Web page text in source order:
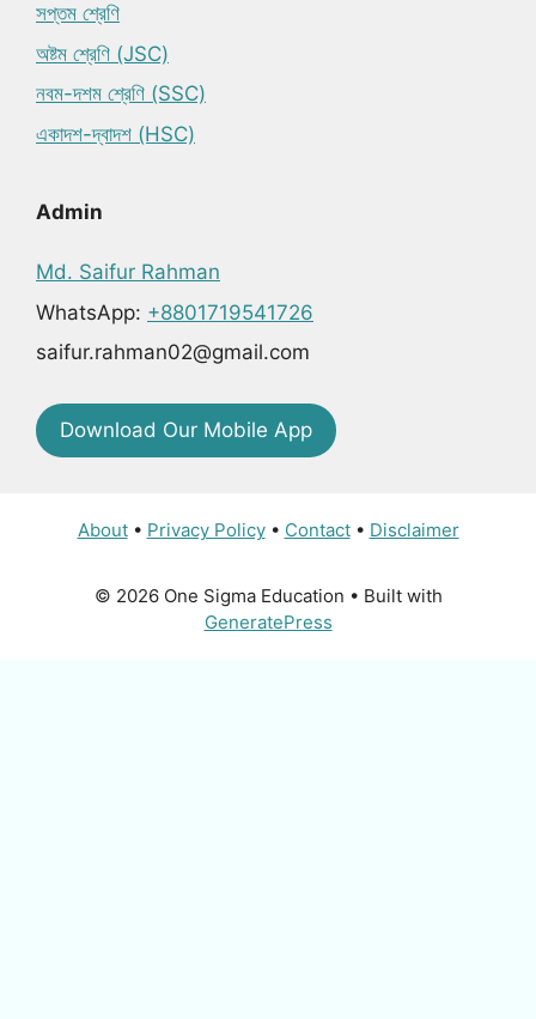
সপ্তম শ্রেণি
অষ্টম শ্রেণি (JSC)
নবম-দশম শ্রেণি (SSC)
একাদশ-দ্বাদশ (HSC)
Admin
Md. Saifur Rahman
WhatsApp: +8801719541726
saifur.rahman02@gmail.com
Download Our Mobile App
About• Privacy Policy• Contact• Disclaimer
© 2026 One Sigma Education • Built with
GeneratePress